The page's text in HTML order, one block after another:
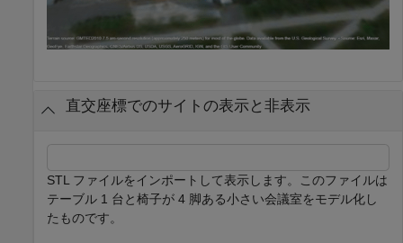
直交座標でのサイトの表示と非表示
STL ファイルをインポートして表示します。このファイルは
テーブル 1 台と椅子が 4 脚ある小さい会議室をモデル化し
たものです。